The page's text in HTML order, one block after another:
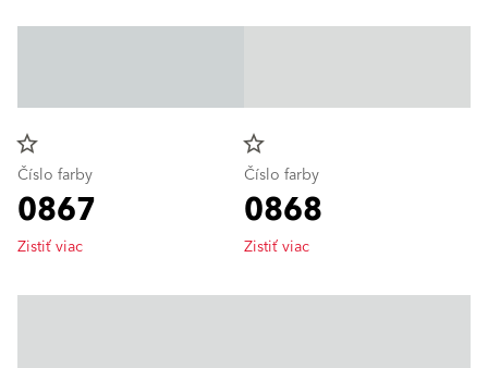
star_border
Číslo farby
0867
Zistiť viac
star_border
Číslo farby
0868
Zistiť viac